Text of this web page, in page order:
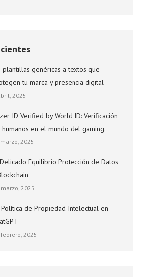
plantillas genéricas a textos que
tu marca y presencia digital
2025
ID Verified by World ID: Verificación
humanos en el mundo del gaming.
2025
Equilibrio Protección de Datos
2025
Política de Propiedad Intelectual en
2025